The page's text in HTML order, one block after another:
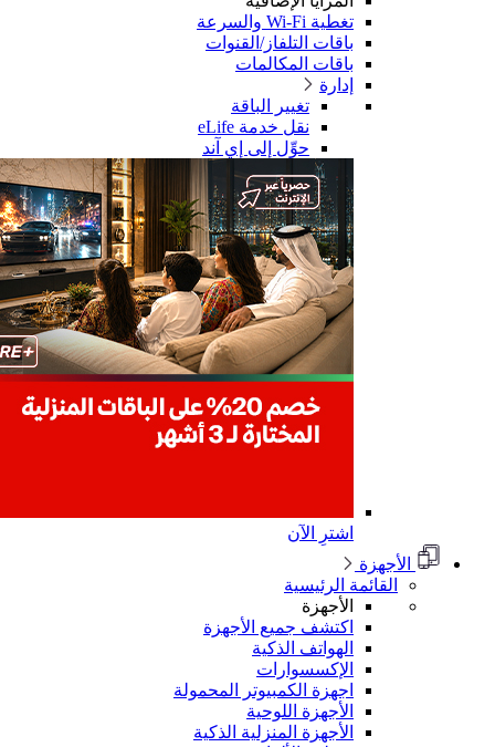
باقات التلفاز/القنوات
باقات المكالمات
تغيير الباقة
نقل خدمة eLife
حوِّل إلى إي آند
الأجهزة
القائمة الرئيسية
الأجهزة
اكتشف جميع الأجهزة
الهواتف الذكية
الإكسسوارات
اجهزة الكمبيوتر المحمولة
الأجهزة اللوحية
الأجهزة المنزلية الذكية